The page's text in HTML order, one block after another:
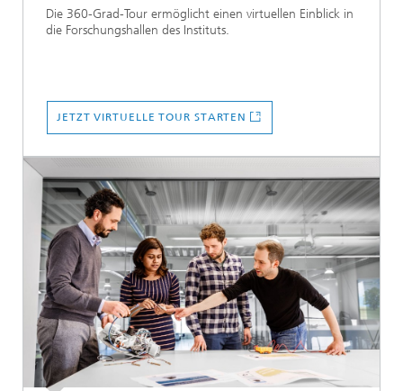
Die 360-Grad-Tour ermöglicht einen virtuellen Einblick in
die Forschungshallen des Instituts.
JETZT VIRTUELLE TOUR STARTEN